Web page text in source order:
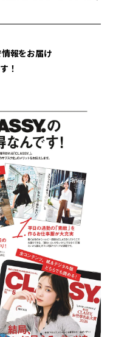
報をお届け
！